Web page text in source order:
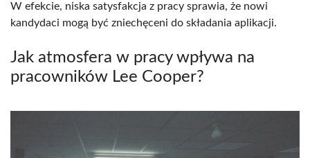
W efekcie, niska satysfakcja z pracy sprawia, że nowi
kandydaci mogą być zniechęceni do składania aplikacji.
Jak atmosfera w pracy wpływa na
pracowników Lee Cooper?